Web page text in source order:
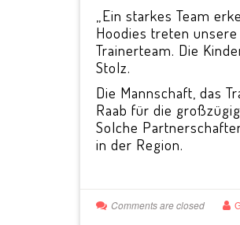
„Ein starkes Team
Hoodies treten
Trainerteam. Die
Stolz.
Die Mannschaft, das
Raab für die
Solche
in der Region.
Comments are closed